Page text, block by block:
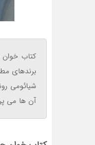
کتاب خوان
برندهای
شیائومی
آن ها می